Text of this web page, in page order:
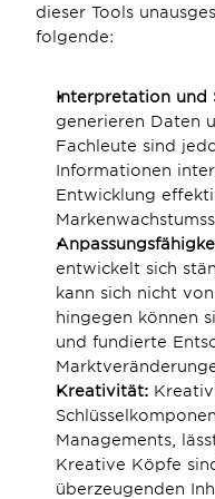
dieser Tools
folgende:
Interpretation und
generieren Daten
Fachleute sind
Informationen
Entwicklung
entwickelt sich
kann sich nicht
hingegen können
und fundierte
Kreativität:
Managements,
Kreative Köpfe
überzeugenden